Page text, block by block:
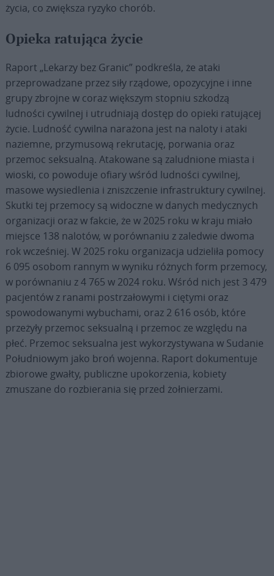
życia, co zwiększa ryzyko chorób.
Opieka ratująca życie
Raport „Lekarzy bez Granic” podkreśla, że ataki
przeprowadzane przez siły rządowe, opozycyjne i inne
grupy zbrojne w coraz większym stopniu szkodzą
ludności cywilnej i utrudniają dostęp do opieki ratującej
życie. Ludność cywilna narażona jest na naloty i ataki
naziemne, przymusową rekrutację, porwania oraz
przemoc seksualną. Atakowane są zaludnione miasta i
wioski, co powoduje ofiary wśród ludności cywilnej,
masowe wysiedlenia i zniszczenie infrastruktury cywilnej.
Skutki tej przemocy są widoczne w danych medycznych
organizacji oraz w fakcie, że w 2025 roku w kraju miało
miejsce 138 nalotów, w porównaniu z zaledwie dwoma
rok wcześniej. W 2025 roku organizacja udzieliła pomocy
6 095 osobom rannym w wyniku różnych form przemocy,
w porównaniu z 4 765 w 2024 roku. Wśród nich jest 3 479
pacjentów z ranami postrzałowymi i ciętymi oraz
spowodowanymi wybuchami, oraz 2 616 osób, które
przeżyły przemoc seksualną i przemoc ze względu na
płeć. Przemoc seksualna jest wykorzystywana w Sudanie
Południowym jako broń wojenna. Raport dokumentuje
zbiorowe gwałty, publiczne upokorzenia, kobiety
zmuszane do rozbierania się przed żołnierzami.